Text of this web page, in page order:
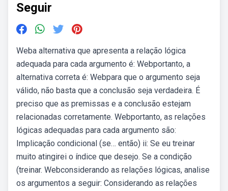
Seguir
Weba alternativa que apresenta a relação lógica
adequada para cada argumento é: Webportanto, a
alternativa correta é: Webpara que o argumento seja
válido, não basta que a conclusão seja verdadeira. É
preciso que as premissas e a conclusão estejam
relacionadas corretamente. Webportanto, as relações
lógicas adequadas para cada argumento são:
Implicação condicional (se… então) ii: Se eu treinar
muito atingirei o índice que desejo. Se a condição
(treinar. Webconsiderando as relações lógicas, analise
os argumentos a seguir: Considerando as relações